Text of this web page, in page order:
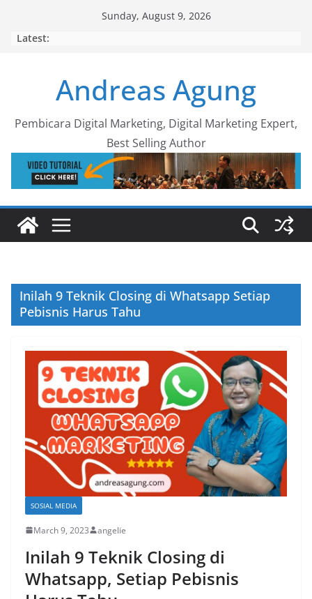
Sunday, August 9, 2026
Latest:
Andreas Agung
Pembicara Digital Marketing, Digital Marketing Expert,
Best Selling Author
Inilah 9 Teknik Closing di Whatsapp Setiap
Pebisnis Harus Tahu
SOSIAL MEDIA
March 9, 2023 angelie
Inilah 9 Teknik Closing di
Whatsapp, Setiap Pebisnis